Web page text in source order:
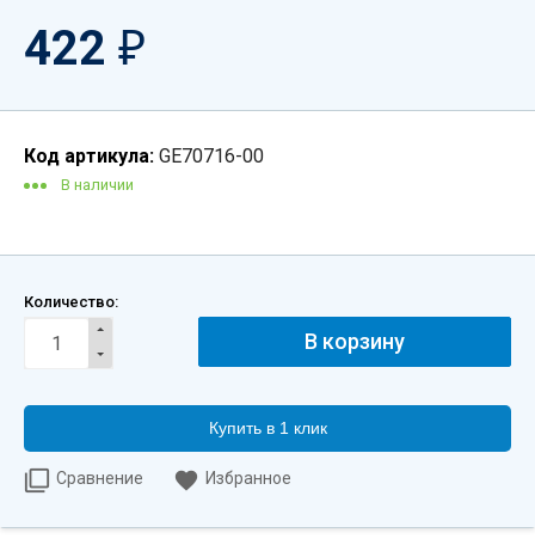
422 ₽
Код артикула: GE70716-00
В наличии
Количество:
Купить в 1 клик
Сравнение Избранное